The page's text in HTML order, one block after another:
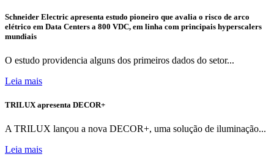
Schneider Electric apresenta estudo pioneiro que avalia o risco de arco
elétrico em Data Centers a 800 VDC, em linha com principais hyperscalers
mundiais
O estudo providencia alguns dos primeiros dados do setor...
Leia mais
TRILUX apresenta DECOR+
A TRILUX lançou a nova DECOR+, uma solução de iluminação...
Leia mais